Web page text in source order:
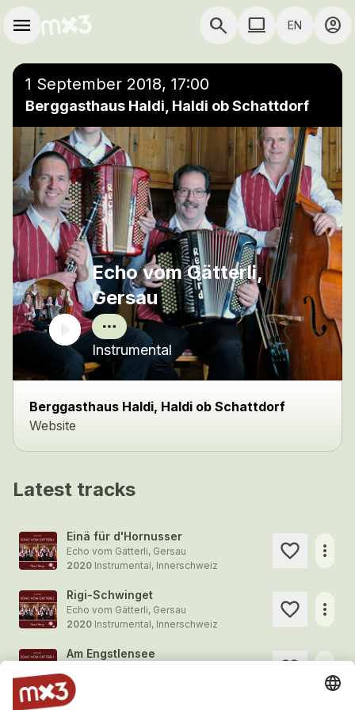
Skip to main content
Main navigation
menu search COMPUTER USE
computer EN account_circle
1 September 2018, 17:00
Berggasthaus Haldi, Haldi ob Schattdorf
Echo vom Gätterli,
Gersau
Instrumental
Berggasthaus Haldi, Haldi ob Schattdorf
Website
Latest tracks
Einä für d'Hornusser
Echo vom Gätterli, Gersau
2020 Instrumental, Innerschweiz
more_horiz
Rigi-Schwinget
Echo vom Gätterli, Gersau
2020 Instrumental, Innerschweiz
more_horiz
Am Engstlensee
2020
Add to a playlist close